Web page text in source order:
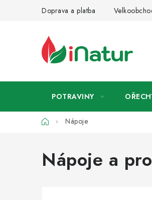
Doprava a platba
POTRAVINY
DomůNápoje
Nápoje a